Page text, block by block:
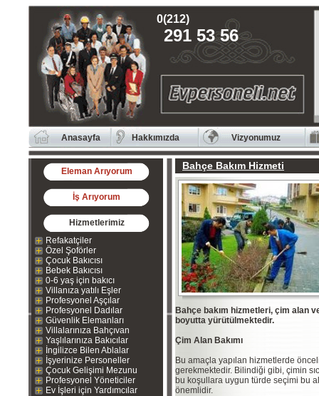
0(212)
291 53 56
Anasayfa Hakkımızda Vizyonumuz
Eleman Arıyorum
İş Arıyorum
Hizmetlerimiz
Refakatçiler
Özel Şoförler
Çocuk Bakıcısı
Bebek Bakıcısı
0-6 yaş için bakıcı
Villanıza yatılı Eşler
Profesyonel Aşçılar
Profesyonel Dadılar
Güvenlik Elemanları
Villalarınıza Bahçıvan
Yaşlılarınıza Bakıcılar
İngilizce Bilen Ablalar
İşyerinize Personeller
Çocuk Gelişimi Mezunu
Profesyonel Yöneticiler
Ev İşleri için Yardımcılar
Bahçe Bakım Hizmeti
Bahçe bakım hizmetleri, çim alan
boyutta yürütülmektedir.
Çim Alan Bakımı
Bu amaçla yapılan hizmetlerde
gerekmektedir. Bilindiği gibi, çimin
bu koşullara uygun türde seçimi bu
önemlidir.